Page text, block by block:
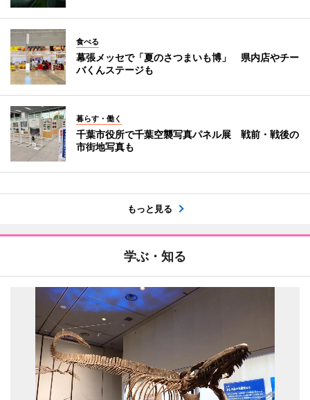
食べる
幕張メッセで「夏のさつまいも博」 県内店やチー
バくんステージも
暮らす・働く
千葉市役所で千葉空襲写真パネル展 戦前・戦後の
市街地写真も
もっと見る
学ぶ・知る